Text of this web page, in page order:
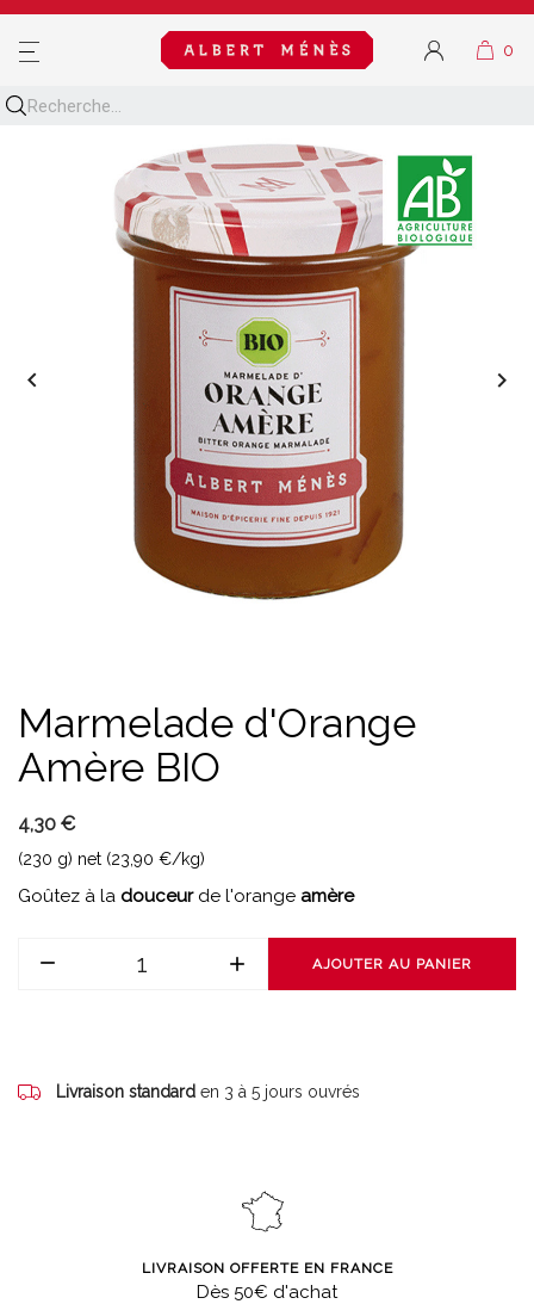
MENU
 
Marmelade d'Orange
Amère BIO
4,30 €
(230 g) net (23,90 €/kg)
Goûtez à la douceurde l'orange amère
AJOUTER AU PANIER
Livraison standard en 3 à 5 jours ouvrés
LIVRAISON OFFERTE EN FRANCE
Dès 50€ d'achat